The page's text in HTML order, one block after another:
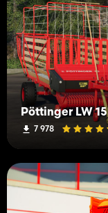
Pöttinger LW 15
7 978